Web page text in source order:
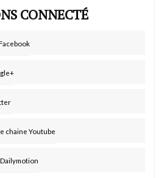
CONNECTÉ
chaine Youtube